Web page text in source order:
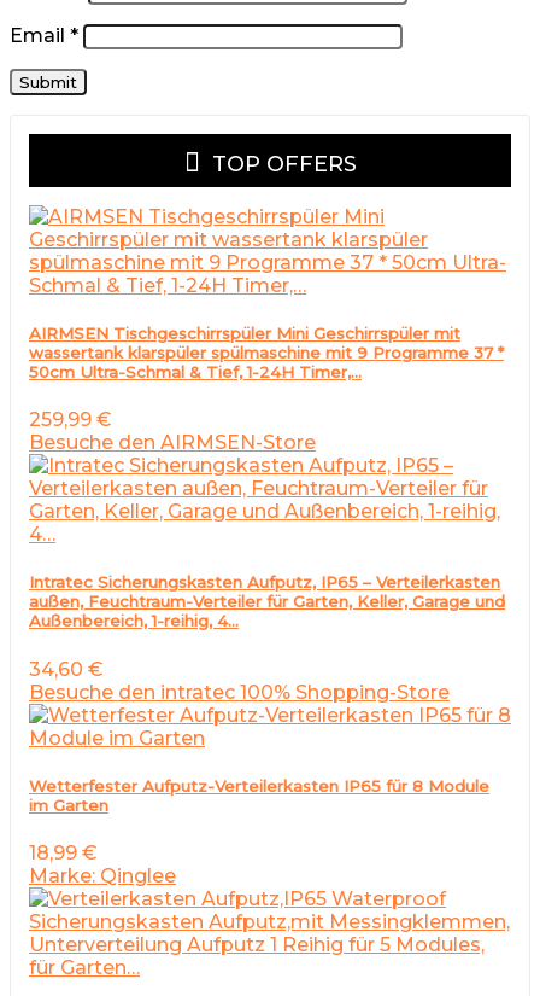
Email *
TOP OFFERS
AIRMSEN Tischgeschirrspüler Mini Geschirrspüler mit
wassertank klarspüler spülmaschine mit 9 Programme 37 *
50cm Ultra-Schmal & Tief, 1-24H Timer,…
259,99 €
Besuche den AIRMSEN-Store
Intratec Sicherungskasten Aufputz, IP65 – Verteilerkasten
außen, Feuchtraum-Verteiler für Garten, Keller, Garage und
Außenbereich, 1-reihig, 4…
34,60 €
Besuche den intratec 100% Shopping-Store
Wetterfester Aufputz-Verteilerkasten IP65 für 8 Module
im Garten
18,99 €
Marke: Qinglee